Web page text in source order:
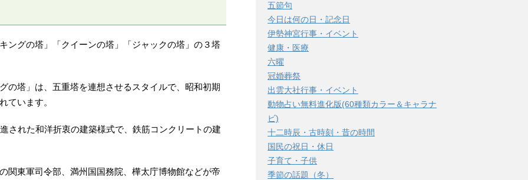
ングの塔」「クイーンの塔」「ジャックの塔」の３塔
の塔」は、五重塔を連想させるスタイルで、昭和初期
ています。
された和洋折衷の建築様式で、鉄筋コンクリートの建
関東軍司令部、満州国国務院、樺太庁博物館などが帝
五節句
今日は何の日・記念日
伊勢神宮行事・イベント
健康・医療
六曜
冠婚葬祭
出雲大社行事・イベント
動物占い無料進化版(60種類カラー＆キャラナ
ビ)
十二時辰・古時刻・昔の時間
国民の祝日・休日
子育て・子供
季節の話題（冬）